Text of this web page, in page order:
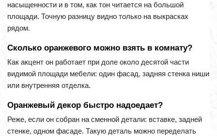
насыщенности и в том, как тон читается на большой
площади. Точную разницу видно только на выкрасках
рядом.
Сколько оранжевого можно взять в комнату?
Как акцент он работает при доле около десятой части
видимой площади мебели: один фасад, задняя стенка ниши
или внутренняя отделка.
Оранжевый декор быстро надоедает?
Реже, если он собран на сменной детали: вставке, задней
стенке, одном фасаде. Такую деталь можно переделать